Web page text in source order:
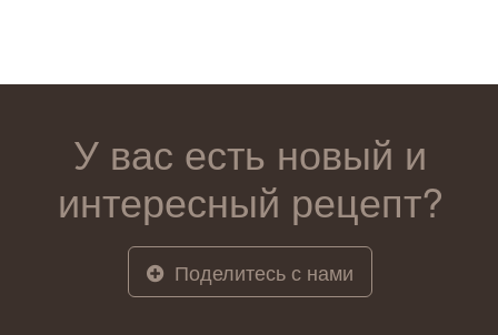
У вас есть новый и
интересный рецепт?
Поделитесь с нами